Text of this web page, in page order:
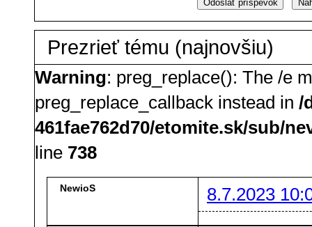
Prezrieť tému (najnovšiu)
Warning: preg_replace(): The /e
preg_replace_callback instead in /
461fae762d70/etomite.sk/sub/
line 738
NewioS 8.7.2023